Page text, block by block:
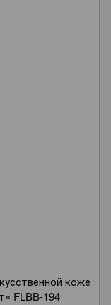
коже
FLBB-194